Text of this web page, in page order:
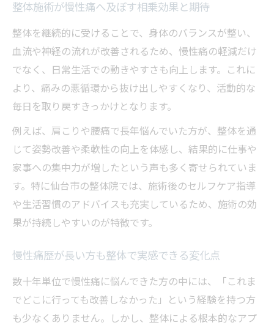
整体施術が慢性痛へ及ぼす相乗効果と期待
整体を継続的に受けることで、身体のバランスが整い、
血流や神経の流れが改善されるため、慢性痛の軽減だけ
でなく、日常生活での動きやすさも向上します。これに
より、痛みの悪循環から抜け出しやすくなり、活動的な
毎日を取り戻すきっかけとなります。
例えば、肩こりや腰痛で長年悩んでいた方が、整体を通
じて姿勢改善や柔軟性の向上を体感し、結果的に仕事や
家事への集中力が増したという声も多く寄せられていま
す。特に仙台市の整体院では、施術後のセルフケア指導
や生活習慣のアドバイスも充実しているため、施術の効
果が持続しやすいのが特徴です。
慢性痛歴が長い方も整体で実感できる変化点
数十年単位で慢性痛に悩んできた方の中には、「これま
でどこに行っても改善しなかった」という経験を持つ方
も少なくありません。しかし、整体による根本的なアプ